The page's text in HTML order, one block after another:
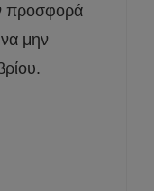
προσφορά
μην